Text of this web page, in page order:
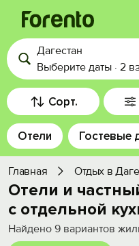
Войти
Избранное
История
Добавить свой
Дагестан
Выберите даты · 2
Сорт.
Отели Гостевые
Главная Отдых в
Отели и
с отдельной
Найдено 9 вариантов